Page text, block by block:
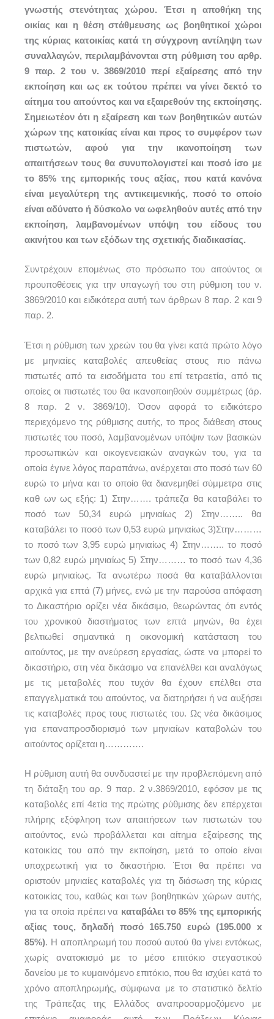
γνωστής στενότητας χώρου. Έτσι η αποθήκη της
οικίας και η θέση στάθμευσης ως βοηθητικοί χώροι
της κύριας κατοικίας κατά τη σύγχρονη αντίληψη των
συναλλαγών, περιλαμβάνονται στη ρύθμιση του αρθρ.
9 παρ. 2 του ν. 3869/2010 περί εξαίρεσης από την
εκποίηση και ως εκ τούτου πρέπει να γίνει δεκτό το
αίτημα του αιτούντος και να εξαιρεθούν της εκποίησης.
Σημειωτέον ότι η εξαίρεση και των βοηθητικών αυτών
χώρων της κατοικίας είναι και προς το συμφέρον των
πιστωτών, αφού για την ικανοποίηση των
απαιτήσεων τους θα συνυπολογιστεί και ποσό ίσο με
το 85% της εμπορικής τους αξίας, που κατά κανόνα
είναι μεγαλύτερη της αντικειμενικής, ποσό το οποίο
είναι αδύνατο ή δύσκολο να ωφεληθούν αυτές από την
εκποίηση, λαμβανομένων υπόψη του είδους του
ακινήτου και των εξόδων της σχετικής διαδικασίας.
Συντρέχουν επομένως στο πρόσωπο του αιτούντος οι
προυποθέσεις για την υπαγωγή του στη ρύθμιση του ν.
3869/2010 και ειδικότερα αυτή των άρθρων 8 παρ. 2 και 9
παρ. 2.
Έτσι η ρύθμιση των χρεών του θα γίνει κατά πρώτο λόγο
με μηνιαίες καταβολές απευθείας στους πιο πάνω
πιστωτές από τα εισοδήματα του επί τετραετία, από τις
οποίες οι πιστωτές του θα ικανοποιηθούν συμμέτρως (άρ.
8 παρ. 2 ν. 3869/10). Όσον αφορά το ειδικότερο
περιεχόμενο της ρύθμισης αυτής, το προς διάθεση στους
πιστωτές του ποσό, λαμβανομένων υπόψιν των βασικών
προσωπικών και οικογενειακών αναγκών του, για τα
οποία έγινε λόγος παραπάνω, ανέρχεται στο ποσό των 60
ευρώ το μήνα και το οποίο θα διανεμηθεί σύμμετρα στις
καθ ων ως εξής: 1) Στην……. τράπεζα θα καταβάλει το
ποσό των 50,34 ευρώ μηνιαίως 2) Στην…….. θα
καταβάλει το ποσό των 0,53 ευρώ μηνιαίως 3)Στην………
το ποσό των 3,95 ευρώ μηνιαίως 4) Στην…….. το ποσό
των 0,82 ευρώ μηνιαίως 5) Στην……… το ποσό των 4,36
ευρώ μηνιαίως. Τα ανωτέρω ποσά θα καταβάλλονται
αρχικά για επτά (7) μήνες, ενώ με την παρούσα απόφαση
το Δικαστήριο ορίζει νέα δικάσιμο, θεωρώντας ότι εντός
του χρονικού διαστήματος των επτά μηνών, θα έχει
βελτιωθεί σημαντικά η οικονομική κατάσταση του
αιτούντος, με την ανεύρεση εργασίας, ώστε να μπορεί το
δικαστήριο, στη νέα δικάσιμο να επανέλθει και αναλόγως
με τις μεταβολές που τυχόν θα έχουν επέλθει στα
επαγγελματικά του αιτούντος, να διατηρήσει ή να αυξήσει
τις καταβολές προς τους πιστωτές του. Ως νέα δικάσιμος
για επαναπροσδιορισμό των μηνιαίων καταβολών του
αιτούντος ορίζεται η………….
Η ρύθμιση αυτή θα συνδυαστεί με την προβλεπόμενη από
τη διάταξη του αρ. 9 παρ. 2 ν.3869/2010, εφόσον με τις
καταβολές επί 4ετία της πρώτης ρύθμισης δεν επέρχεται
πλήρης εξόφληση των απαιτήσεων των πιστωτών του
αιτούντος, ενώ προβάλλεται και αίτημα εξαίρεσης της
κατοικίας του από την εκποίηση, μετά το οποίο είναι
υποχρεωτική για το δικαστήριο. Έτσι θα πρέπει να
οριστούν μηνιαίες καταβολές για τη διάσωση της κύριας
κατοικίας του, καθώς και των βοηθητικών χώρων αυτής,
για τα οποία πρέπει να καταβάλει το 85% της εμπορικής
αξίας τους, δηλαδή ποσό 165.750 ευρώ (195.000 x
85%). Η αποπληρωμή του ποσού αυτού θα γίνει εντόκως,
χωρίς ανατοκισμό με το μέσο επιτόκιο στεγαστικού
δανείου με το κυμαινόμενο επιτόκιο, που θα ισχύει κατά το
χρόνο αποπληρωμής, σύμφωνα με το στατιστικό δελτίο
της Τράπεζας της Ελλάδος αναπροσαρμοζόμενο με